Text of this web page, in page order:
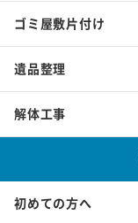
ゴミ屋敷片付け
遺品整理
解体工事
初めての方へ